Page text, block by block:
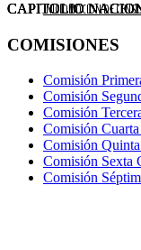
INICIOMOCION DE
CAPITOLIO
CAPITOLIO
CAPITOLIO
CAPITOLIO
COMISIONES
Comisión
Comisión
Comisión
Comisión
Comisión
Comisión Sexta
Comisión